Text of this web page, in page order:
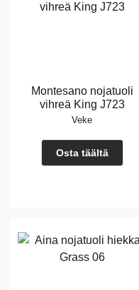
Montesano nojatuoli
vihreä King J723
Veke
Osta täältä